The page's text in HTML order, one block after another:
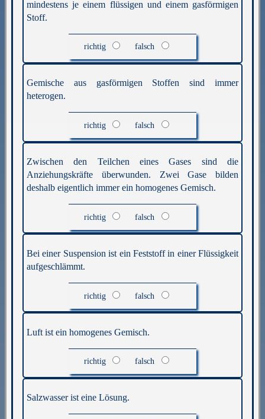
mindestens je einem flüssigen und einem gasförmigen
Stoff.
richtig falsch
Gemische aus gasförmigen Stoffen sind immer
heterogen.
richtig falsch
Zwischen den Teilchen eines Gases sind die
Anziehungskräfte überwunden. Zwei Gase bilden
deshalb eigentlich immer ein homogenes Gemisch.
richtig falsch
Bei einer Suspension ist ein Feststoff in einer Flüssigkeit
aufgeschlämmt.
richtig falsch
Luft ist ein homogenes Gemisch.
richtig falsch
Salzwasser ist eine Lösung.